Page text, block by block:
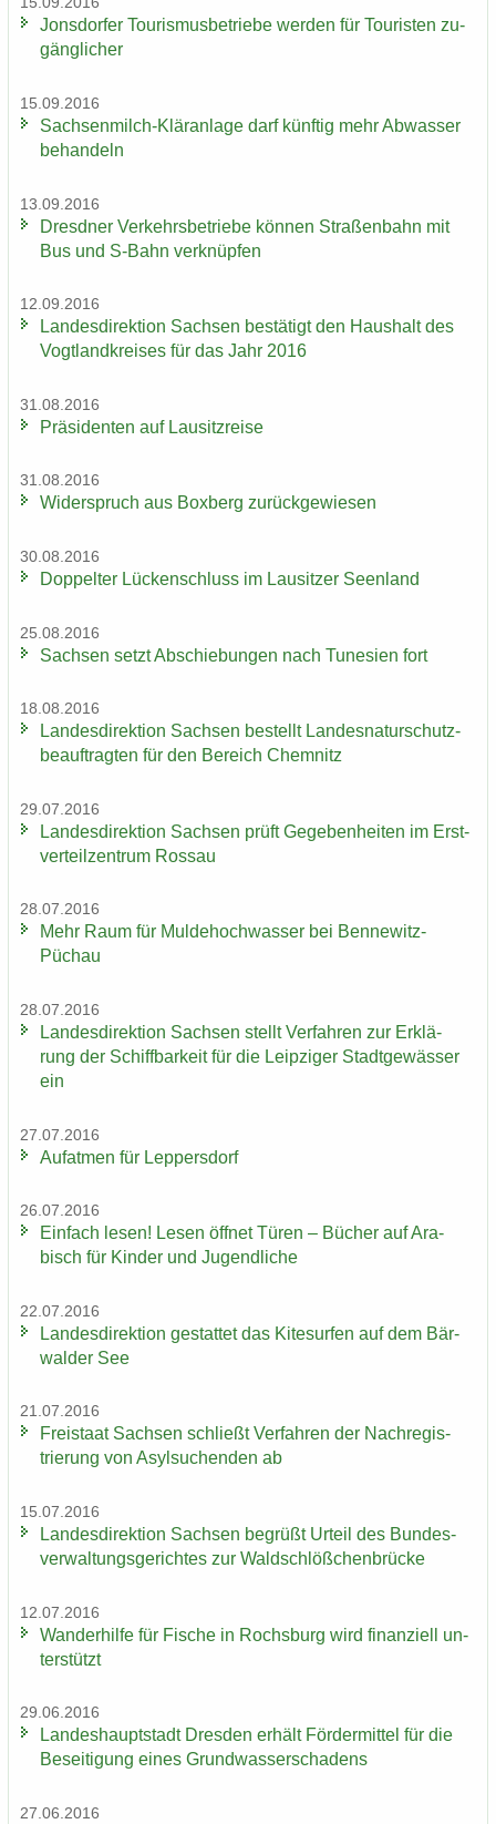
Jons­dor­fer Tou­ris­mus­be­trie­be wer­den für Tou­ris­ten zu­
gäng­li­cher
15.09.2016
Sachsenmilch-​Kläranlage darf künf­tig mehr Ab­was­ser
be­han­deln
13.09.2016
Dresd­ner Ver­kehrs­be­trie­be kön­nen Stra­ßen­bahn mit
Bus und S-​Bahn ver­knüp­fen
12.09.2016
Lan­des­di­rek­ti­on Sach­sen be­stä­tigt den Haus­halt des
Vogt­land­krei­ses für das Jahr 2016
31.08.2016
Prä­si­den­ten auf Lau­sitz­rei­se
31.08.2016
Wi­der­spruch aus Box­berg zu­rück­ge­wie­sen
30.08.2016
Dop­pel­ter Lü­cken­schluss im Lau­sit­zer Se­en­land
25.08.2016
Sach­sen setzt Ab­schie­bun­gen nach Tu­ne­si­en fort
18.08.2016
Lan­des­di­rek­ti­on Sach­sen be­stellt Lan­des­na­tur­schutz­
be­auf­trag­ten für den Be­reich Chem­nitz
29.07.2016
Lan­des­di­rek­ti­on Sach­sen prüft Ge­ge­ben­hei­ten im Erst­
ver­teil­zen­trum Ros­sau
28.07.2016
Mehr Raum für Mul­de­hoch­was­ser bei Bennewitz-​
Püchau
28.07.2016
Lan­des­di­rek­ti­on Sach­sen stellt Ver­fah­ren zur Er­klä­
rung der Schiff­bar­keit für die Leip­zi­ger Stadt­ge­wäs­ser
ein
27.07.2016
Auf­at­men für Lep­pers­dorf
26.07.2016
Ein­fach lesen! Lesen öff­net Türen – Bü­cher auf Ara­
bisch für Kin­der und Ju­gend­li­che
22.07.2016
Lan­des­di­rek­ti­on ge­stat­tet das Ki­te­sur­fen auf dem Bär­
wal­der See
21.07.2016
Frei­staat Sach­sen schließt Ver­fah­ren der Nach­re­gis­
trie­rung von Asyl­su­chen­den ab
15.07.2016
Lan­des­di­rek­ti­on Sach­sen be­grüßt Ur­teil des Bun­des­
ver­wal­tungs­ge­rich­tes zur Wald­schlöß­chen­brü­cke
12.07.2016
Wan­der­hil­fe für Fi­sche in Rochs­burg wird fi­nan­zi­ell un­
ter­stützt
29.06.2016
Lan­des­haupt­stadt Dres­den er­hält För­der­mit­tel für die
Be­sei­ti­gung eines Grund­was­ser­scha­dens
27.06.2016